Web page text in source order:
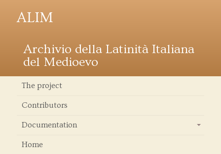
ALIM
Archivio della Latinità Italiana
del Medioevo
The project
Contributors
Documentation
Home